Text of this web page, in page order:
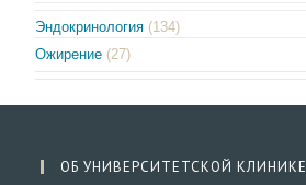
Эндокринология (134)
Ожирение (27)
ОБ УНИВЕРСИТЕТСКОЙ КЛИНИКЕ